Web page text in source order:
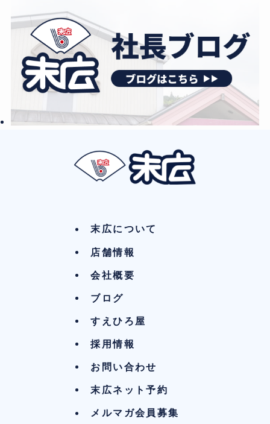
末広について
店舗情報
会社概要
ブログ
すえひろ屋
採用情報
お問い合わせ
末広ネット予約
メルマガ会員募集